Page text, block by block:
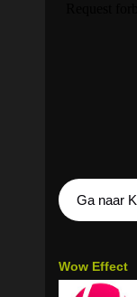
Ga naar
Wow Effect